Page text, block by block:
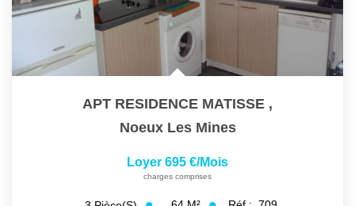
APT RESIDENCE MATISSE ,
Noeux Les Mines
Loyer 695 €/mois
charges comprises